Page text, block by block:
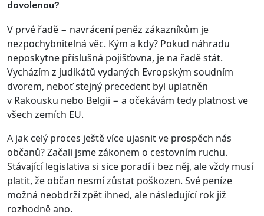
dovolenou?
V prvé řadě − navrácení peněz zákazníkům je
nezpochybnitelná věc. Kým a kdy? Pokud náhradu
neposkytne příslušná pojišťovna, je na řadě stát.
Vycházím z judikátů vydaných Evropským soudním
dvorem, neboť stejný precedent byl uplatněn
v Rakousku nebo Belgii − a očekávám tedy platnost ve
všech zemích EU.
A jak celý proces ještě více ujasnit ve prospěch nás
občanů? Začali jsme zákonem o cestovním ruchu.
Stávající legislativa si sice poradí i bez něj, ale vždy musí
platit, že občan nesmí zůstat poškozen. Své peníze
možná neobdrží zpět ihned, ale následující rok již
rozhodně ano.